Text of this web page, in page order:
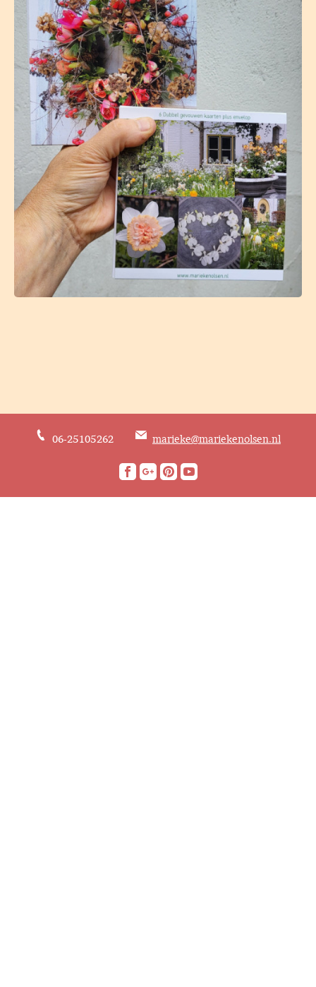
06-25105262 marieke@mariekenolsen.nl